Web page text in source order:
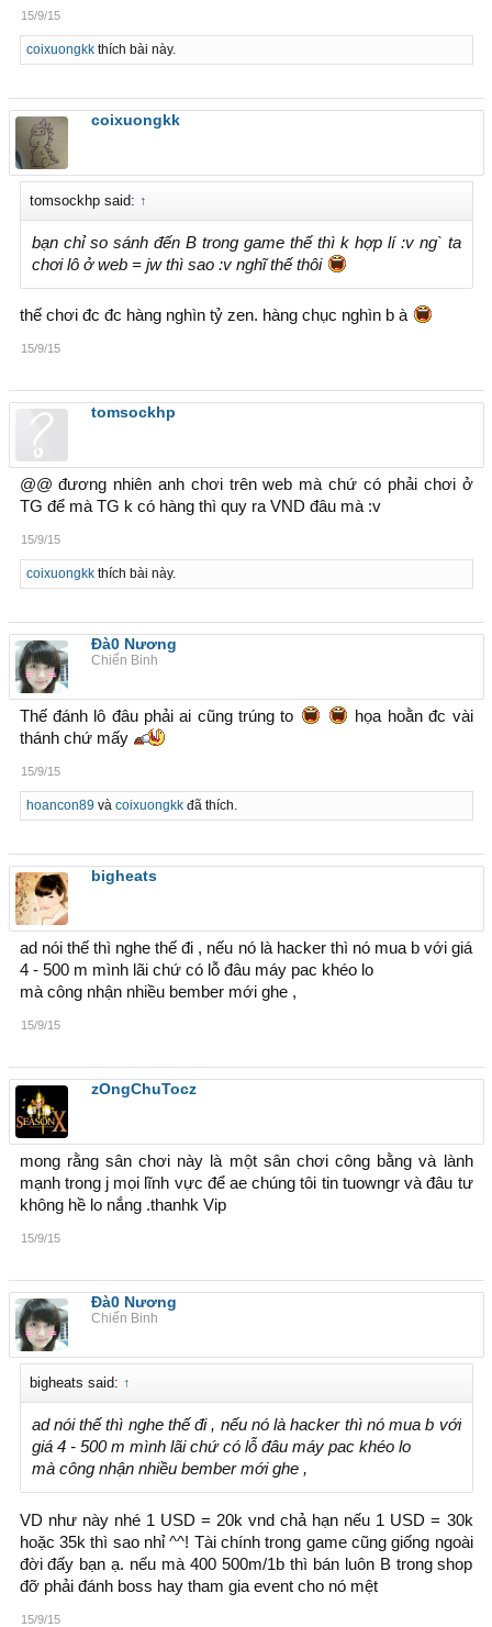
15/9/15
coixuongkkthích bài này.
coixuongkk
tomsockhp said: ↑
bạn chỉ so sánh đến B trong game thế thì k hợp lí :v ng` ta
chơi lô ở web = jw thì sao :v nghĩ thế thôi
thế chơi đc đc hàng nghìn tỷ zen. hàng chục nghìn b à
15/9/15
tomsockhp
@@ đương nhiên anh chơi trên web mà chứ có phải chơi ở
TG để mà TG k có hàng thì quy ra VND đâu mà :v
15/9/15
coixuongkkthích bài này.
Đà0 Nương
Chiến Binh
Thế đánh lô đâu phải ai cũng trúng to
họa hoằn đc vài
thánh chứ mấy
15/9/15
hoancon89 và coixuongkkđã thích.
bigheats
ad nói thế thì nghe thế đi , nếu nó là hacker thì nó mua b với giá
4 - 500 m mình lãi chứ có lỗ đâu máy pac khéo lo
mà công nhận nhiều bember mới ghe ,
15/9/15
zOngChuTocz
mong rằng sân chơi này là một sân chơi công bằng và lành
mạnh trong j mọi lĩnh vực để ae chúng tôi tin tuowngr và đâu tư
không hề lo nắng .thanhk Vip
15/9/15
Đà0 Nương
Chiến Binh
bigheats said: ↑
ad nói thế thì nghe thế đi , nếu nó là hacker thì nó mua b với
giá 4 - 500 m mình lãi chứ có lỗ đâu máy pac khéo lo
mà công nhận nhiều bember mới ghe ,
VD như này nhé 1 USD = 20k vnd chả hạn nếu 1 USD = 30k
hoặc 35k thì sao nhỉ ^^! Tài chính trong game cũng giống ngoài
đời đấy bạn ạ. nếu mà 400 500m/1b thì bán luôn B trong shop
đỡ phải đánh boss hay tham gia event cho nó mệt
15/9/15